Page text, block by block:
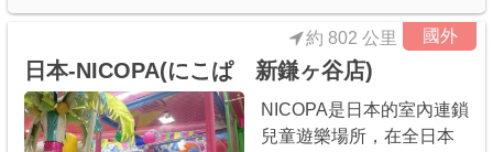
聯絡我們
國外
約 802 公里
日本-NICOPA(にこぱ 新鎌ヶ谷店)
NICOPA是日本的室內連鎖
兒童遊樂場所，在全日本